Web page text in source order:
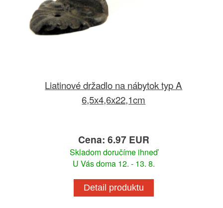
Liatinové držadlo na nábytok typ A
6,5x4,6x22,1cm
Cena: 6.97 EUR
Skladom doručíme ihneď
U Vás doma 12. - 13. 8.
Detail produktu